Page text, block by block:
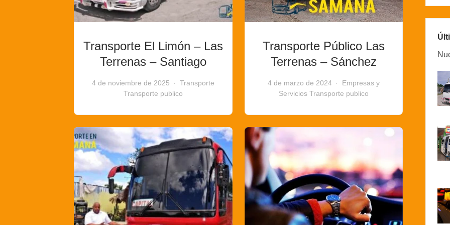
Transporte El Limón – Las
Terrenas – Santiago
4 de noviembre de 2025
Transporte
Transporte publico
Transporte Público Las
Terrenas – Sánchez
4 de marzo de 2024
Empresas y
Servicios Transporte publico